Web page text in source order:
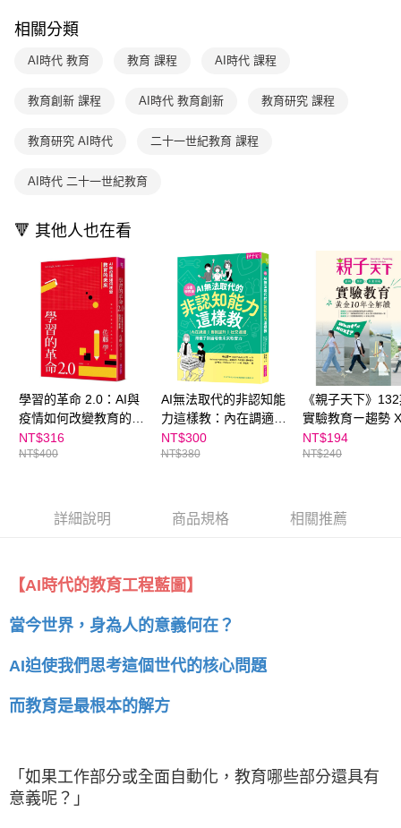
【注意事項】
1.本服務係由「台灣大哥大股份有限公司」（以下簡稱本公司）所提供，讓
用戶於交易時，得透過本服務購買商品或服務，並由商店將買賣／分期付款
買賣價金債權讓與本公司後，依約使用本公司帳單繳交帳款。
資料（包含姓名、電話或地址）提供予台灣大哥大進項蒐集、處理及利用，
3.完整用戶服務條款，請詳閱以下連結：https://oppay.tw/userRule
ATM／網路銀行／等多元方式進行付款，方視為交易完成。
購買商品的店家。未經商家同意取消之訂單仍視為有效，需透過AFTEE先享
※ 交易是否成功請以「AFTEE先享後付 」之結帳頁面顯示為準，若有關於
是否繳費成功／繳費後需取消欲退款等相關疑問，請聯繫「AFTEE先享後付
易，需依本服務之必要範圍內提供個人資料，並將交易相關給付款項請求債
２．關於個人資料處理事宜，請瀏覽以下網址：
https://aftee.tw/terms/#terms3
３．未成年的使用者請事先徵得法定代理人或監護人之同意方可使用
「AFTEE先享後付」，若未經同意申辦者引起之損失，本公司不負相關責
任。
４．使用「AFTEE先享後付」時，將依據個別帳號之用戶狀況，依本公司即
時審查核予不同之上限額度；若仍有額度不足之情形，本公司將視審查結果
請求用戶進行身份認證。
５．嚴禁一人註冊多個帳號或使用他人資訊註冊。若發現惡意使用之情形，
恩沛科技股份有限公司將有權停止該用戶之使用額度並採取法律行動。
國內宅配/郵寄 (不適用離島、海外及郵局i郵箱)
每筆NT$70，滿NT$800(含以上)免運費
離島宅配（澎湖、金門、馬祖、小琉球；不適用於郵局i郵箱）
海外包裹航空運送
相關分類
AI時代 教育 教育 課程 AI時代 課程
教育創新 課程 AI時代 教育創新 教育研究 課程
教育研究 AI時代 二十一世紀教育 課程
AI時代 二十一世紀教育
🔻 其他人也在看
學習的革命 2.0：AI與
疫情如何改變教育的未
來
NT$316
NT$400
AI無法取代的非認知能
力這樣教：內在調適Ｘ
自我提升Ｘ社交連結，
用親子對話培養未來軟
NT$300
NT$380
《親子天下》
實驗教育ー趨勢
校 X 未來挑戰 黃
年全解讀（2024
NT$194
NT$240
詳細說明 商品規格 相關推薦
【AI時代的教育工程藍圖】
當今世界，身為人的意義何在？
AI迫使我們思考這個世代的核心問題
而教育是最根本的解方
「如果工作部分或全面自動化，教育哪些部分還具有
意義呢？」